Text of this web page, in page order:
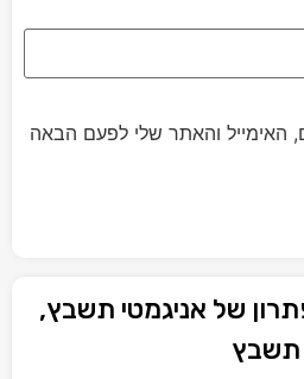
והאתר שלי לפעם הבאה
של אניגמטי תשבץ,
תשבץ